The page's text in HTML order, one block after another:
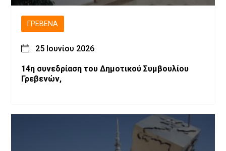
ΓΡΕΒΕΝΆ
25 Ιουνίου 2026
14η συνεδρίαση του Δημοτικού Συμβουλίου
Γρεβενών,